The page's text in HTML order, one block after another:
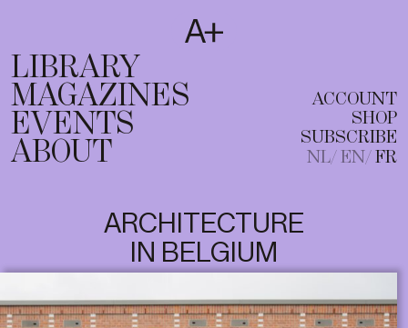
T
EN FR
LIBRARY
MAGAZINES
EVENTS
ABOUT
ACCOUNT
SHOP
SUBSCRIBE
NL EN FR
ARCHITECTURE
IN BELGIUM